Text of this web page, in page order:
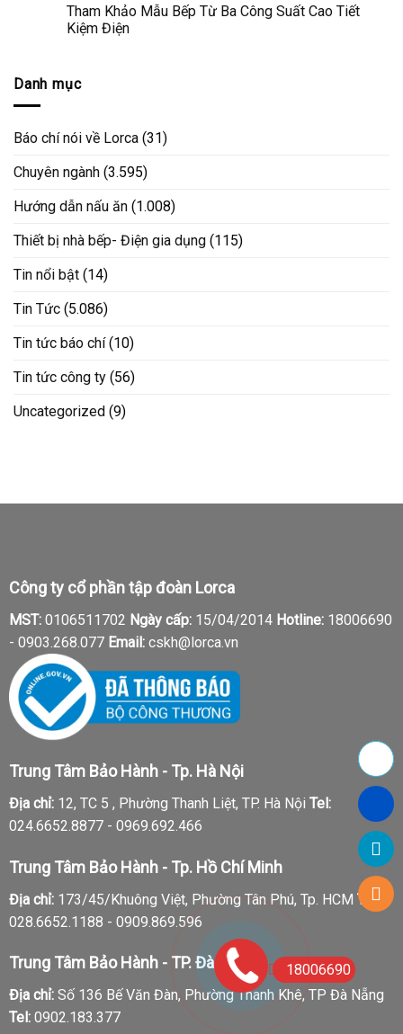
Tham Khảo Mẫu Bếp Từ Ba Công Suất Cao Tiết
Kiệm Điện
Danh mục
Báo chí nói về Lorca (31)
Chuyên ngành (3.595)
Hướng dẫn nấu ăn (1.008)
Thiết bị nhà bếp- Điện gia dụng (115)
Tin nổi bật (14)
Tin Tức (5.086)
Tin tức báo chí(10)
Tin tức công ty (56)
Uncategorized (9)
Công ty cổ phần tập đoàn Lorca
MST:0106511702 Ngày cấp:15/04/2014 Hotline:18006690
- 0903.268.077 Email:cskh@lorca.vn
Trung Tâm Bảo Hành - Tp. Hà Nội
Địa chỉ:12, TC 5 , Phường Thanh Liệt, TP. Hà Nội Tel:
024.6652.8877 - 0969.692.466
Trung Tâm Bảo Hành - Tp. Hồ Chí Minh
Địa chỉ:173/45/Khuông Việt, Phường Tân Phú, Tp. HCM Tel:
028.6652.1188 - 0909.869.596
Trung Tâm Bảo Hành - TP. Đà Nẵng
Địa chỉ:Số 136 Bế Văn Đàn, Phường Thanh Khê, TP Đà Nẵng
Tel:0902.183.377
18006690